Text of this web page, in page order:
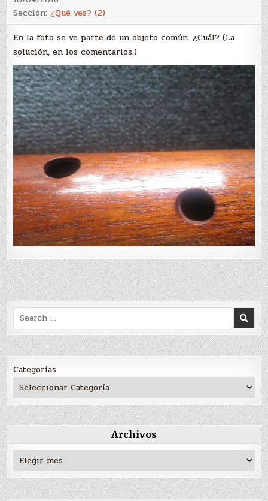
Sección:¿Qué ves? (2)
En la foto se ve parte de un objeto común. ¿Cuál? (La
solución, en los comentarios.)
Search
for:
Categorías
Archivos
Archivos